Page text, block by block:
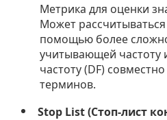
Метрика для оценки
Может
помощью более
учитывающей частоту
частоту (DF)
терминов.
Stop List (Стоп-лист